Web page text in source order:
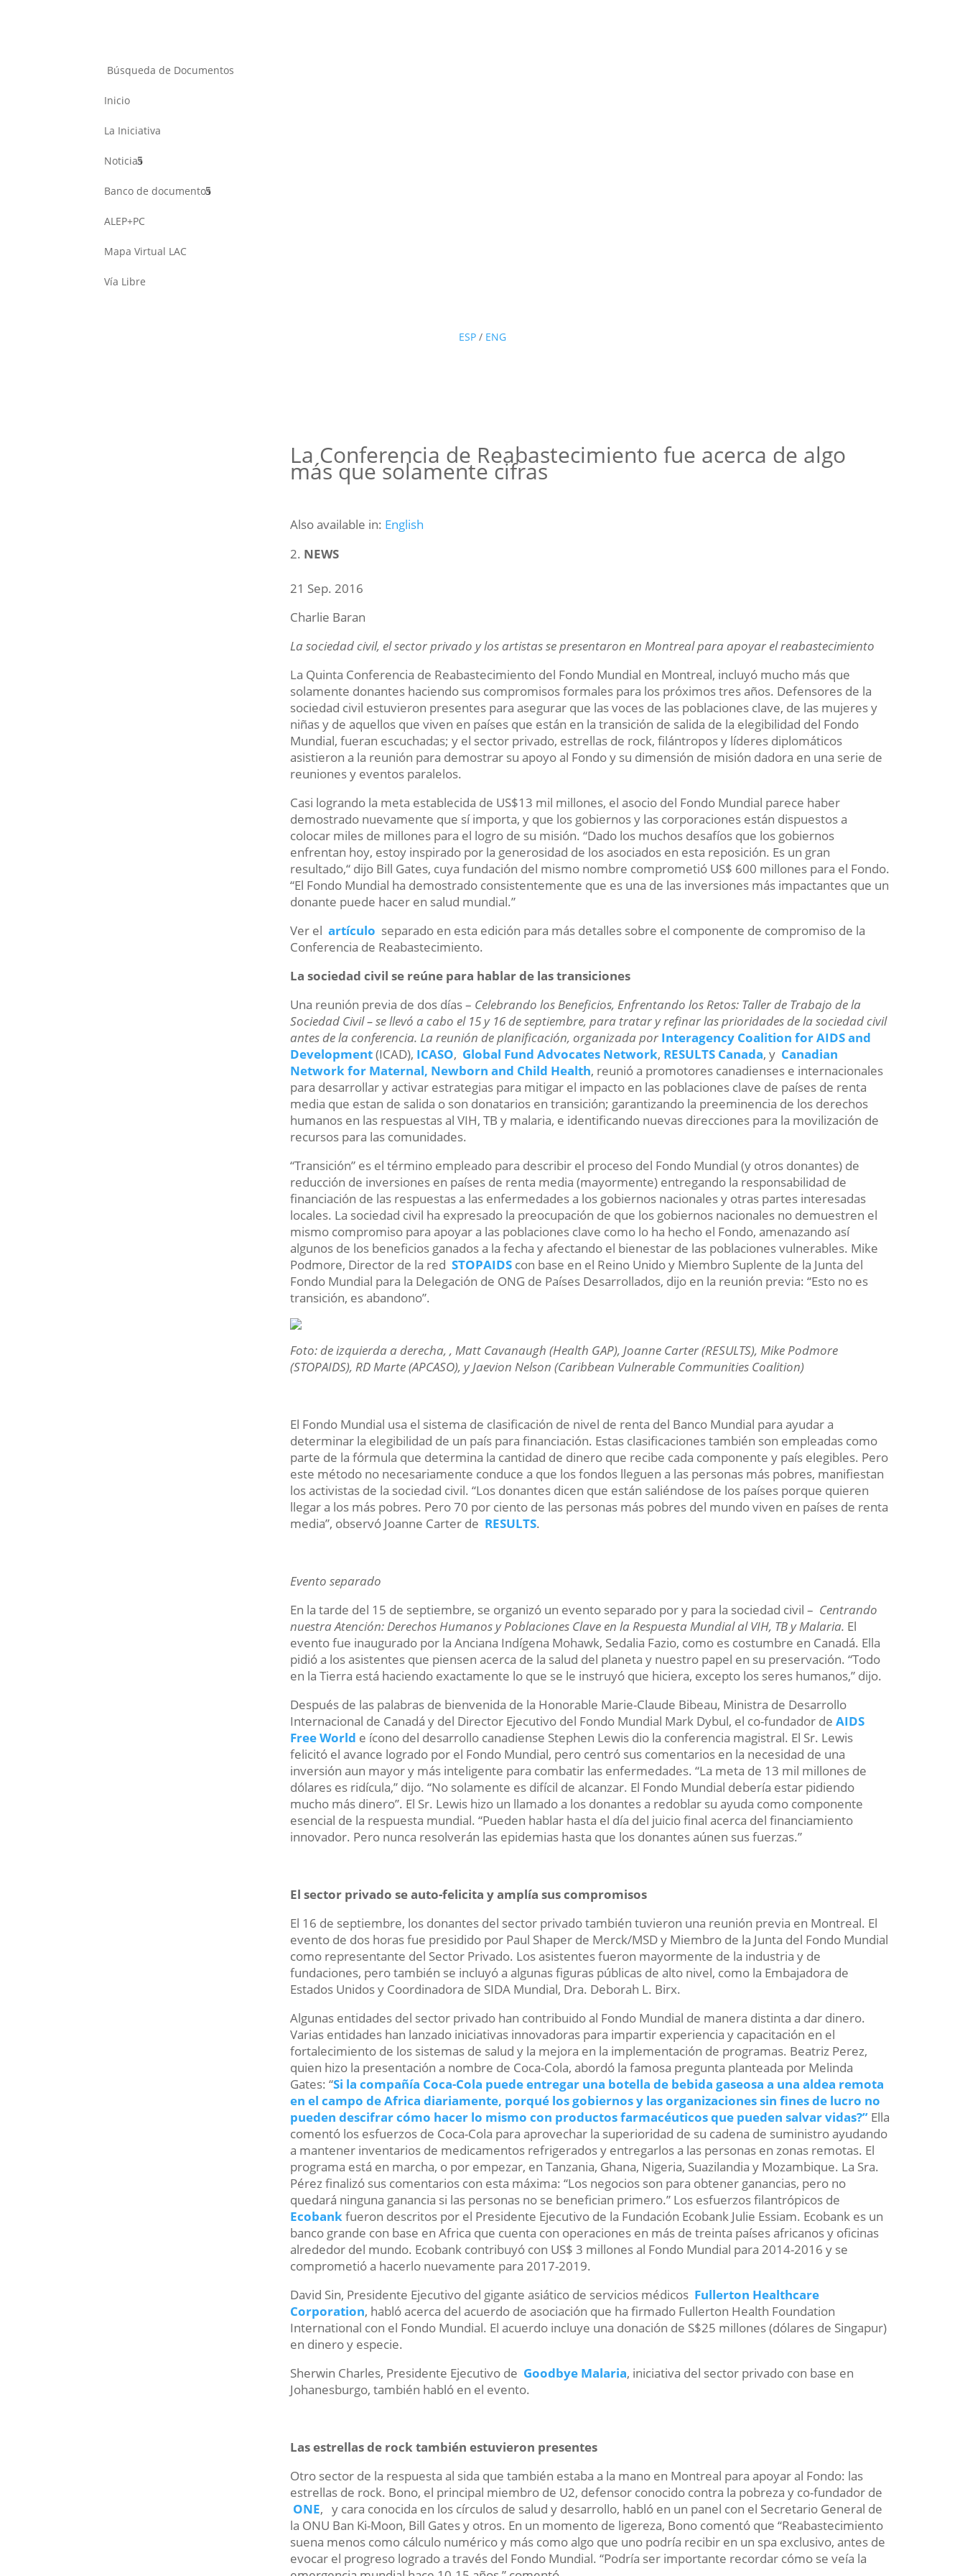
Búsqueda de Documentos
Inicio
La Iniciativa
Noticias
Banco de documentos
ALEP+PC
Mapa Virtual LAC
Vía Libre
ESP / ENG
La Conferencia de Reabastecimiento fue acerca de algo
más que solamente cifras
Also available in: English
NEWS
21 Sep. 2016
Charlie Baran
La sociedad civil, el sector privado y los artistas se presentaron en Montreal para apoyar el reabastecimiento
La Quinta Conferencia de Reabastecimiento del Fondo Mundial en Montreal, incluyó mucho más que
solamente donantes haciendo sus compromisos formales para los próximos tres años. Defensores de la
sociedad civil estuvieron presentes para asegurar que las voces de las poblaciones clave, de las mujeres y
niñas y de aquellos que viven en países que están en la transición de salida de la elegibilidad del Fondo
Mundial, fueran escuchadas; y el sector privado, estrellas de rock, filántropos y líderes diplomáticos
asistieron a la reunión para demostrar su apoyo al Fondo y su dimensión de misión dadora en una serie de
reuniones y eventos paralelos.
Casi logrando la meta establecida de US$13 mil millones, el asocio del Fondo Mundial parece haber
demostrado nuevamente que sí importa, y que los gobiernos y las corporaciones están dispuestos a
colocar miles de millones para el logro de su misión. “Dado los muchos desafíos que los gobiernos
enfrentan hoy, estoy inspirado por la generosidad de los asociados en esta reposición. Es un gran
resultado,“ dijo Bill Gates, cuya fundación del mismo nombre comprometió US$ 600 millones para el Fondo.
“El Fondo Mundial ha demostrado consistentemente que es una de las inversiones más impactantes que un
donante puede hacer en salud mundial.”
Ver elartículo separado en esta edición para más detalles sobre el componente de compromiso de la
Conferencia de Reabastecimiento.
La sociedad civil se reúne para hablar de las transiciones
Una reunión previa de dos días – Celebrando los Beneficios, Enfrentando los Retos: Taller de Trabajo de la
Sociedad Civil – se llevó a cabo el 15 y 16 de septiembre, para tratar y refinar las prioridades de la sociedad civil
antes de la conferencia. La reunión de planificación, organizada por Interagency Coalition for AIDS and
Development(ICAD), ICASO, Global Fund Advocates Network, RESULTS Canada, y Canadian
Network for Maternal, Newborn and Child Health, reunió a promotores canadienses e internacionales
para desarrollar y activar estrategias para mitigar el impacto en las poblaciones clave de países de renta
media que estan de salida o son donatarios en transición; garantizando la preeminencia de los derechos
humanos en las respuestas al VIH, TB y malaria, e identificando nuevas direcciones para la movilización de
recursos para las comunidades.
“Transición” es el término empleado para describir el proceso del Fondo Mundial (y otros donantes) de
reducción de inversiones en países de renta media (mayormente) entregando la responsabilidad de
financiación de las respuestas a las enfermedades a los gobiernos nacionales y otras partes interesadas
locales. La sociedad civil ha expresado la preocupación de que los gobiernos nacionales no demuestren el
mismo compromiso para apoyar a las poblaciones clave como lo ha hecho el Fondo, amenazando así
algunos de los beneficios ganados a la fecha y afectando el bienestar de las poblaciones vulnerables. Mike
Podmore, Director de la redSTOPAIDS con base en el Reino Unido y Miembro Suplente de la Junta del
Fondo Mundial para la Delegación de ONG de Países Desarrollados, dijo en la reunión previa: “Esto no es
transición, es abandono”.
Foto: de izquierda a derecha, , Matt Cavanaugh (Health GAP), Joanne Carter (RESULTS), Mike Podmore
(STOPAIDS), RD Marte (APCASO), y Jaevion Nelson (Caribbean Vulnerable Communities Coalition)
El Fondo Mundial usa el sistema de clasificación de nivel de renta del Banco Mundial para ayudar a
determinar la elegibilidad de un país para financiación. Estas clasificaciones también son empleadas como
parte de la fórmula que determina la cantidad de dinero que recibe cada componente y país elegibles. Pero
este método no necesariamente conduce a que los fondos lleguen a las personas más pobres, manifiestan
los activistas de la sociedad civil. “Los donantes dicen que están saliéndose de los países porque quieren
llegar a los más pobres. Pero 70 por ciento de las personas más pobres del mundo viven en países de renta
media”, observó Joanne Carter de RESULTS.
Evento separado
En la tarde del 15 de septiembre, se organizó un evento separado por y para la sociedad civil – Centrando
nuestra Atención: Derechos Humanos y Poblaciones Clave en la Respuesta Mundial al VIH, TB y Malaria. El
evento fue inaugurado por la Anciana Indígena Mohawk, Sedalia Fazio, como es costumbre en Canadá. Ella
pidió a los asistentes que piensen acerca de la salud del planeta y nuestro papel en su preservación. “Todo
en la Tierra está haciendo exactamente lo que se le instruyó que hiciera, excepto los seres humanos,” dijo.
Después de las palabras de bienvenida de la Honorable Marie-Claude Bibeau, Ministra de Desarrollo
Internacional de Canadá y del Director Ejecutivo del Fondo Mundial Mark Dybul, el co-fundador deAIDS
Free World e ícono del desarrollo canadiense Stephen Lewis dio la conferencia magistral. El Sr. Lewis
felicitó el avance logrado por el Fondo Mundial, pero centró sus comentarios en la necesidad de una
inversión aun mayor y más inteligente para combatir las enfermedades. “La meta de 13 mil millones de
dólares es ridícula,” dijo. “No solamente es difícil de alcanzar. El Fondo Mundial debería estar pidiendo
mucho más dinero”. El Sr. Lewis hizo un llamado a los donantes a redoblar su ayuda como componente
esencial de la respuesta mundial. “Pueden hablar hasta el día del juicio final acerca del financiamiento
innovador. Pero nunca resolverán las epidemias hasta que los donantes aúnen sus fuerzas.”
El sector privado se auto-felicita y amplía sus compromisos
El 16 de septiembre, los donantes del sector privado también tuvieron una reunión previa en Montreal. El
evento de dos horas fue presidido por Paul Shaper de Merck/MSD y Miembro de la Junta del Fondo Mundial
como representante del Sector Privado. Los asistentes fueron mayormente de la industria y de
fundaciones, pero también se incluyó a algunas figuras públicas de alto nivel, como la Embajadora de
Estados Unidos y Coordinadora de SIDA Mundial, Dra. Deborah L. Birx.
Algunas entidades del sector privado han contribuido al Fondo Mundial de manera distinta a dar dinero.
Varias entidades han lanzado iniciativas innovadoras para impartir experiencia y capacitación en el
fortalecimiento de los sistemas de salud y la mejora en la implementación de programas. Beatriz Perez,
quien hizo la presentación a nombre de Coca-Cola, abordó la famosa pregunta planteada por Melinda
Gates: “Si la compañía Coca-Cola puede entregar una botella de bebida gaseosa a una aldea remota
en el campo de Africa diariamente, porqué los gobiernos y las organizaciones sin fines de lucro no
pueden descifrar cómo hacer lo mismo con productos farmacéuticos que pueden salvar vidas?” Ella
comentó los esfuerzos de Coca-Cola para aprovechar la superioridad de su cadena de suministro ayudando
a mantener inventarios de medicamentos refrigerados y entregarlos a las personas en zonas remotas. El
programa está en marcha, o por empezar, en Tanzania, Ghana, Nigeria, Suazilandia y Mozambique. La Sra.
Pérez finalizó sus comentarios con esta máxima: “Los negocios son para obtener ganancias, pero no
quedará ninguna ganancia si las personas no se benefician primero.” Los esfuerzos filantrópicos de
Ecobankfueron descritos por el Presidente Ejecutivo de la Fundación Ecobank Julie Essiam. Ecobank es un
banco grande con base en Africa que cuenta con operaciones en más de treinta países africanos y oficinas
alrededor del mundo. Ecobank contribuyó con US$ 3 millones al Fondo Mundial para 2014-2016 y se
comprometió a hacerlo nuevamente para 2017-2019.
David Sin, Presidente Ejecutivo del gigante asiático de servicios médicos Fullerton Healthcare
Corporation, habló acerca del acuerdo de asociación que ha firmado Fullerton Health Foundation
International con el Fondo Mundial. El acuerdo incluye una donación de S$25 millones (dólares de Singapur)
en dinero y especie.
Sherwin Charles, Presidente Ejecutivo de Goodbye Malaria, iniciativa del sector privado con base en
Johanesburgo, también habló en el evento.
Las estrellas de rock también estuvieron presentes
Otro sector de la respuesta al sida que también estaba a la mano en Montreal para apoyar al Fondo: las
estrellas de rock. Bono, el principal miembro de U2, defensor conocido contra la pobreza y co-fundador de
ONE, y cara conocida en los círculos de salud y desarrollo, habló en un panel con el Secretario General de
la ONU Ban Ki-Moon, Bill Gates y otros. En un momento de ligereza, Bono comentó que “Reabastecimiento
suena menos como cálculo numérico y más como algo que uno podría recibir en un spa exclusivo, antes de
evocar el progreso logrado a través del Fondo Mundial. “Podría ser importante recordar cómo se veía la